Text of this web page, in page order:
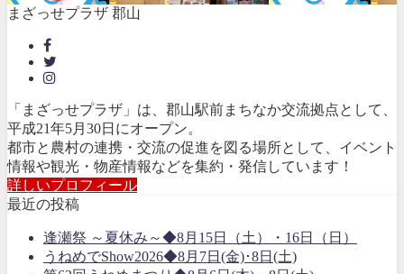
まざっせプラザ 郡山
「まざっせプラザ」は、郡山駅前まちなか交流拠点として、
平成21年5月30日にオープン。
都市と農村の連携・交流の促進を図る場所として、イベント
情報や観光・物産情報などを集約・発信しています！
詳しいプロフィール
最近の投稿
逢瀬祭 ～夏休み～◆8月15日（土）・16日（日）
うねめでShow2026◆8月7日(金)･8日(土)